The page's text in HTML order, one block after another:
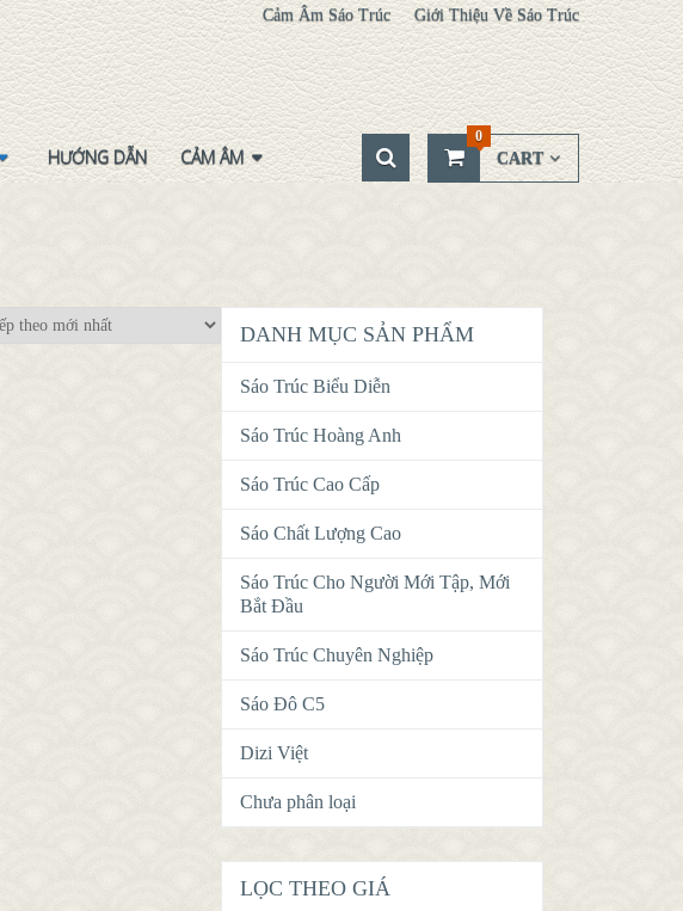
Cảm Âm Sáo Trúc Giới Thiệu Về Sáo Trúc
HƯỚNG DẪN CẢM ÂM CART
0
DANH MỤC SẢN PHẨM
Sáo Trúc Biểu Diễn
Sáo Trúc Hoàng Anh
Sáo Trúc Cao Cấp
Sáo Chất Lượng Cao
Sáo Trúc Cho Người Mới Tập, Mới
Bắt Đầu
Sáo Trúc Chuyên Nghiệp
Sáo Đô C5
Dizi Việt
Chưa phân loại
LỌC THEO GIÁ